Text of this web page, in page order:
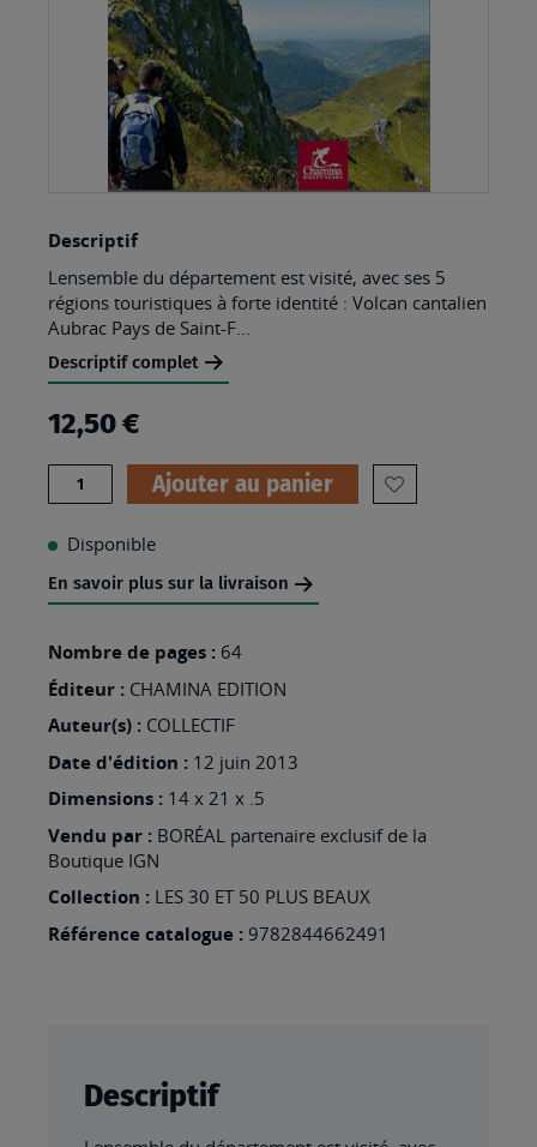
to
the
beginning
of
the
images
gallery
Descriptif
Lensemble du département est visité, avec ses 5
régions touristiques à forte identité : Volcan cantalien
Aubrac Pays de Saint-F...
Descriptif complet
12,50 €
Quantité Ajouter au panier
AJOUTER
PLUS
Disponible
En savoir plus sur la livraison
Nombre de pages : 64
Éditeur : CHAMINA EDITION
Auteur(s) : COLLECTIF
Date d'édition : 12 juin 2013
Dimensions : 14 x 21 x .5
Vendu par : BORÉAL partenaire exclusif de la
Boutique IGN
Collection : LES 30 ET 50 PLUS BEAUX
Référence catalogue : 9782844662491
Descriptif